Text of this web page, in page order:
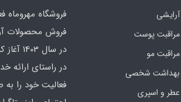
آرایشی
مراقبت پوست
مراقبت مو
بهداشت شخصی
عطر و اسپری
فروشگاه مهروماه
فروش محصولات
در سال 1403 آغاز کرد.
در راستای ارائه
فعالیت خود را